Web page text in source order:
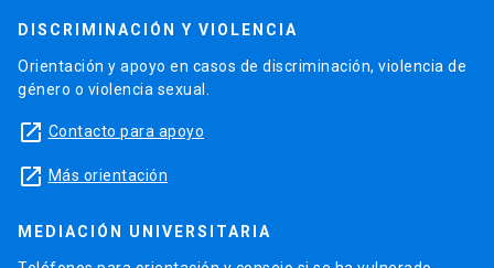
DISCRIMINACIÓN Y VIOLENCIA
Orientación y apoyo en casos de discriminación, violencia de
género o violencia sexual.
launch Contacto para apoyo
launch Más orientación
MEDIACIÓN UNIVERSITARIA